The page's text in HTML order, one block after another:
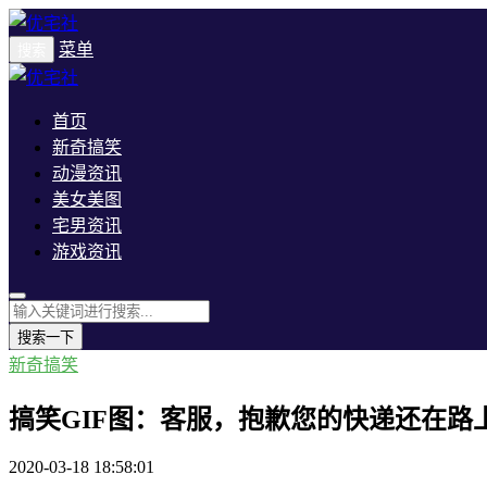
菜单
首页
新奇搞笑
动漫资讯
美女美图
宅男资讯
游戏资讯
搜索一下
新奇搞笑
搞笑GIF图：客服，抱歉您的快递还在路
2020-03-18 18:58:01